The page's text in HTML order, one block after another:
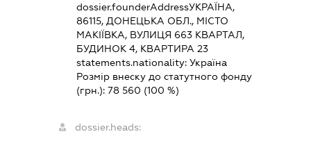
dossier.founderAddressУКРАЇНА,
86115, ДОНЕЦЬКА ОБЛ., МІСТО
МАКІЇВКА, ВУЛИЦЯ 663 КВАРТАЛ,
БУДИНОК 4, КВАРТИРА 23
statements.nationality: Україна
Розмір внеску до статутного фонду
(грн.): 78 560 (100 %)
dossier.heads: